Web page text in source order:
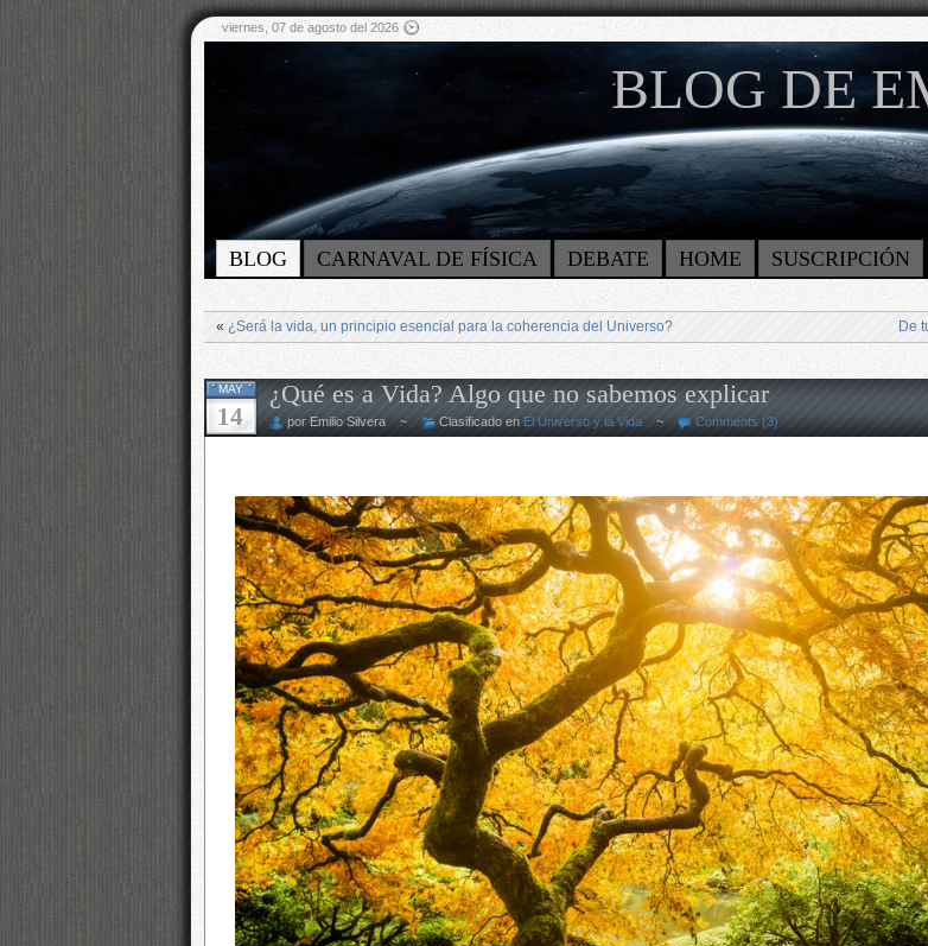
viernes, 07 de agosto del 2026
BLOG DE
BLOG CARNAVAL DE FÍSICA DEBATE HOME SUSCRIPCIÓN
« ¿Será la vida, un principio esencial para la coherencia del Universo? De
MAY
14
¿Qué es a Vida? Algo que no sabemos explicar
por Emilio Silvera ~ Clasificado en El Universo y la Vida~ Comments (3)